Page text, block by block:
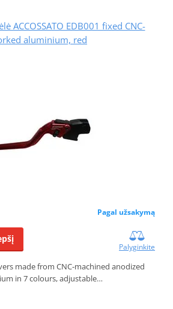
ACCOSSATO EDB001 fixed CNC-
aluminium, red
Pagal užsakymą
Palyginkite
made from CNC-machined anodized
in 7 colours, adjustable…